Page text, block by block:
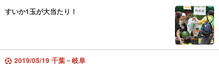
すいか1玉が大当たり！
2019/05/19 千葉－岐阜